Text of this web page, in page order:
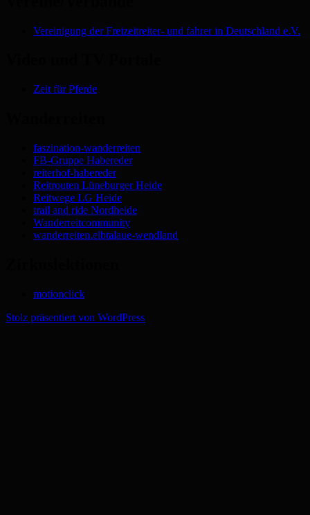
Vereinigung der Freizeitreiter- und fahrer in Deutschland e.V.
Zeit für Pferde
faszination-wanderreiten
FB-Gruppe Habereder
reiterhof-habereder
Reitrouten Lüneburger Heide
Reitwege LG Heide
trail and ride Nordheide
Wanderreitcommunity
wanderreiten.elbtalaue-wendland
motionclick
Stolz präsentiert von WordPress